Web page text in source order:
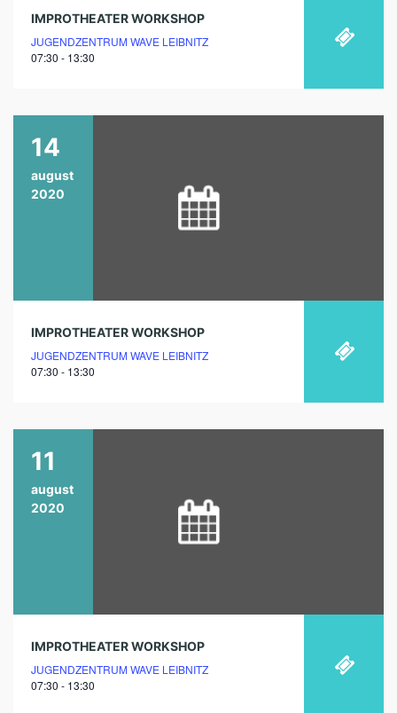
IMPROTHEATER WORKSHOP
JUGENDZENTRUM WAVE LEIBNITZ
07:30 - 13:30
14
august
2020
IMPROTHEATER WORKSHOP
JUGENDZENTRUM WAVE LEIBNITZ
07:30 - 13:30
11
august
2020
IMPROTHEATER WORKSHOP
JUGENDZENTRUM WAVE LEIBNITZ
07:30 - 13:30